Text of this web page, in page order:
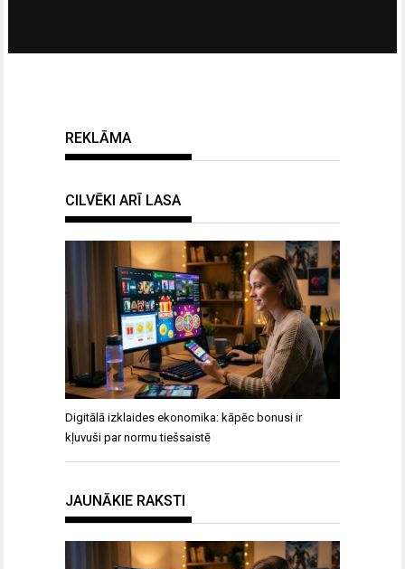
REKLĀMA
CILVĒKI ARĪ LASA
Digitālā izklaides ekonomika: kāpēc bonusi ir
kļuvuši par normu tiešsaistē
JAUNĀKIE RAKSTI